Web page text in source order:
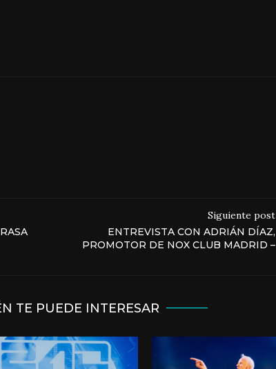
Siguiente post
ENTREVISTA CON ADRIÁN DÍAZ,
PROMOTOR DE NOX CLUB MADRID –
TE PUEDE INTERESAR